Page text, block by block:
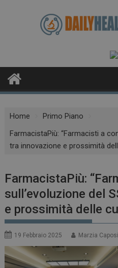
Home
Primo Piano
FarmacistaPiù: “Farmacisti a
tra innovazione e prossimità
FarmacistaPiù:
sull’evoluzione del
e prossimità delle
19 Febbraio 2025 Marzia